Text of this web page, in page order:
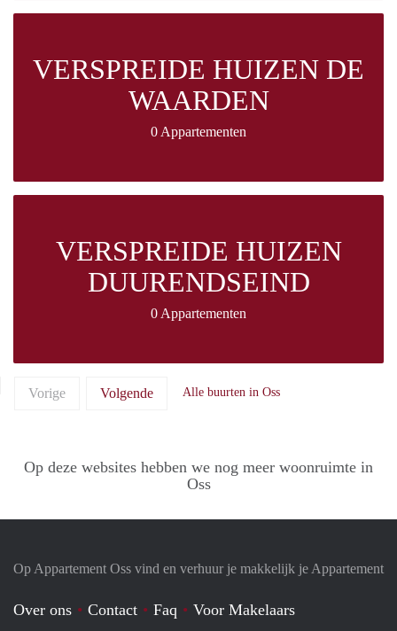
VERSPREIDE HUIZEN DE
WAARDEN
0 Appartementen
VERSPREIDE HUIZEN
DUURENDSEIND
0 Appartementen
Vorige Volgende Alle buurten in Oss
Op deze websites hebben we nog meer woonruimte in
Oss
Op Appartement Oss vind en verhuur je makkelijk je Appartement
Over ons Contact Faq Voor Makelaars